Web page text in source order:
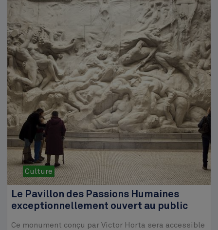
Culture
Le Pavillon des Passions Humaines
exceptionnellement ouvert au public
Ce monument conçu par Victor Horta sera accessible